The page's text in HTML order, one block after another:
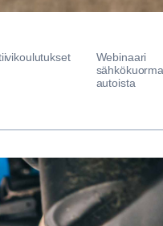
Webinaari
autoista